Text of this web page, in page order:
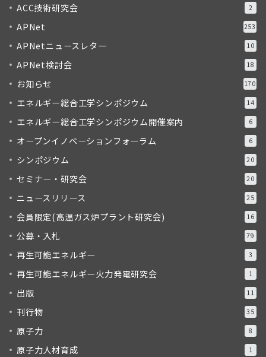
ACC技術研究会 2
APNet 253
APNetニュースレター 10
APNet検討会 18
お知らせ 170
エネルギー総合工学シンポジウム 14
エネルギー総合工学シンポジウム開催案内 6
オープンイノベーションフォーラム 6
シンポジウム 20
セミナー・研究会 20
ニュースリリース 25
会員限定(高温ガス炉プラント研究会) 16
公募・入札 79
再生可能エネルギー 3
再生可能エネルギー火力発電研究会 1
出版 11
刊行物 35
原子力 8
原子力人材育成 1